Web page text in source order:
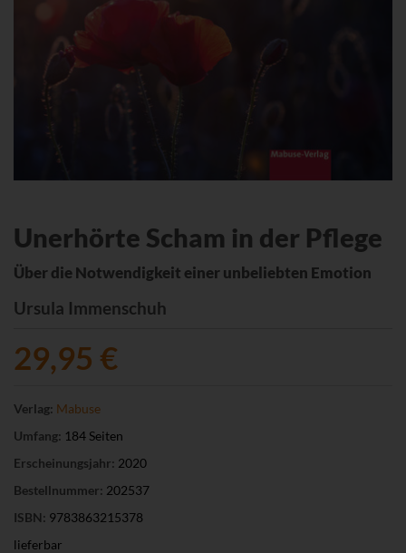
Unerhörte Scham in der Pflege
Über die Notwendigkeit einer unbeliebten Emotion
Ursula Immenschuh
29,95 €
Verlag: Mabuse
Umfang: 184 Seiten
Erscheinungsjahr: 2020
Bestellnummer: 202537
ISBN: 9783863215378
lieferbar